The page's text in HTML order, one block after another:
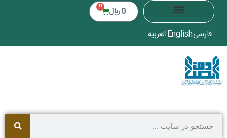
0 ﷼ 0
فارسیEnglishالعربیه